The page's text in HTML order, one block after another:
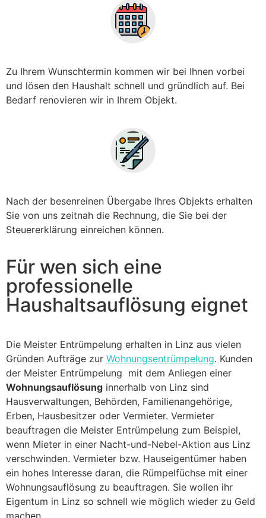
Zu Ihrem Wunschtermin kommen wir bei Ihnen vorbei
und lösen den Haushalt schnell und gründlich auf. Bei
Bedarf renovieren wir in Ihrem Objekt.
Nach der besenreinen Übergabe Ihres Objekts erhalten
Sie von uns zeitnah die Rechnung, die Sie bei der
Steuererklärung einreichen können.
Für wen sich eine
professionelle
Haushaltsauflösung eignet
Die Meister Entrümpelung erhalten in Linz aus vielen
Gründen Aufträge zur Wohnungsentrümpelung. Kunden
der Meister Entrümpelung mit dem Anliegen einer
Wohnungsauflösung innerhalb von Linz sind
Hausverwaltungen, Behörden, Familienangehörige,
Erben, Hausbesitzer oder Vermieter. Vermieter
beauftragen die Meister Entrümpelung zum Beispiel,
wenn Mieter in einer Nacht-und-Nebel-Aktion aus Linz
verschwinden. Vermieter bzw. Hauseigentümer haben
ein hohes Interesse daran, die Rümpelfüchse mit einer
Wohnungsauflösung zu beauftragen. Sie wollen ihr
Eigentum in Linz so schnell wie möglich wieder zu Geld